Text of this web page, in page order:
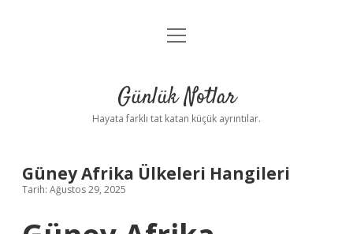
Anasayfa
Yasal Uyarı
menüyü
Günlük Notlar
Hayata farklı tat katan küçük ayrıntılar.
Güney Afrika Ülkeleri Hangileri
Tarih: Ağustos 29, 2025